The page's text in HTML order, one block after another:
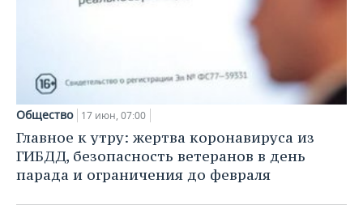
Общество 17 июн, 07:00
Главное к утру: жертва коронавируса из
ГИБДД, безопасность ветеранов в день
парада и ограничения до февраля